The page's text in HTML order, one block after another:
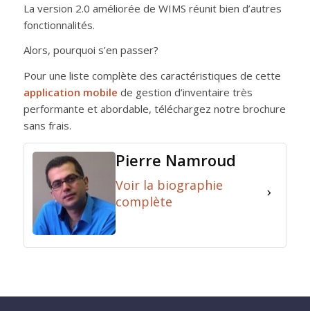
La version 2.0 améliorée de WIMS réunit bien d’autres
fonctionnalités.
Alors, pourquoi s’en passer?
Pour une liste complète des caractéristiques de cette
application mobile de gestion d’inventaire très
performante et abordable, téléchargez notre brochure
sans frais.
Pierre Namroud
Voir la biographie
complète